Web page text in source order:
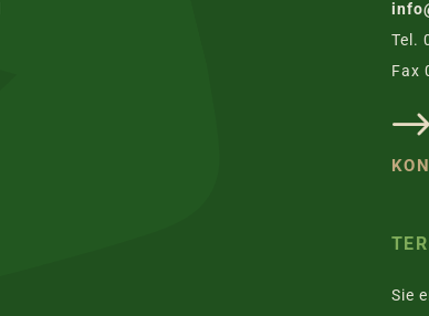
Tel.
Fax
Sie